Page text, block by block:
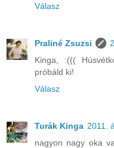
Válasz
Praliné Zsuzsi
Kinga, :(((
próbáld ki!
Válasz
Turák Kinga 2011.
nagyon nagy oka